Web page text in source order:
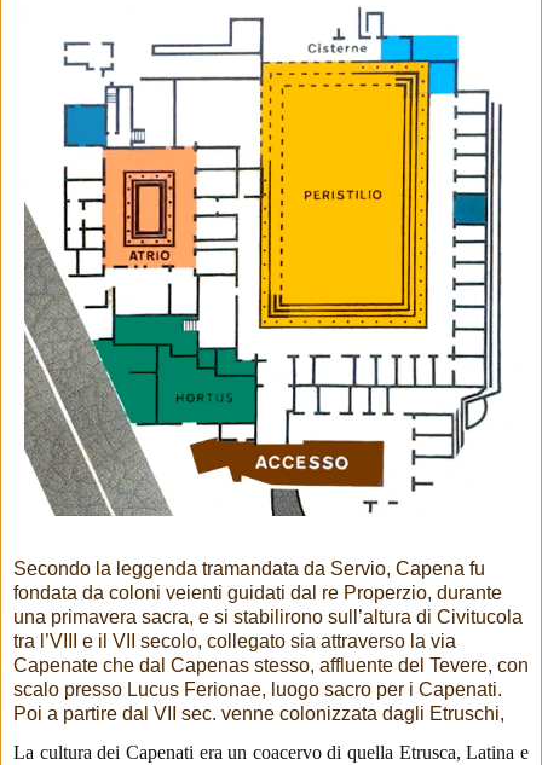
Secondo la leggenda tramandata da Servio, Capena fu
fondata da coloni veienti guidati dal re Properzio, durante
una primavera sacra, e si stabilirono sull’altura di Civitucola
tra l’VIII e il VII secolo, collegato sia attraverso la via
Capenate che dal Capenas stesso, affluente del Tevere, con
scalo presso Lucus Ferionae, luogo sacro per i Capenati.
Poi a partire dal VII sec. venne colonizzata dagli Etruschi,
La cultura dei Capenati era un coacervo di quella Etrusca, Latina e